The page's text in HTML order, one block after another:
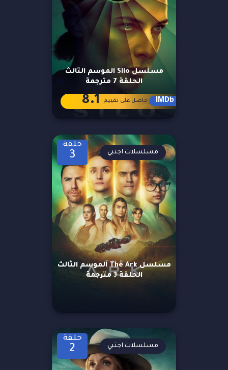
مسلسل Silo الموسم الثالث
الحلقة 7 مترجمة
IMDb حاصل على تقييم 8.1
حلقة
3
مسلسل The Ark الموسم الثالث
الحلقة 3 مترجمة
مسلسلات اجنبي
حلقة
2 مسلسلات اجنبي